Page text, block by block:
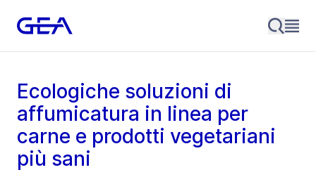
Ecologiche soluzioni di
affumicatura in linea per
carne e prodotti vegetariani
più sani